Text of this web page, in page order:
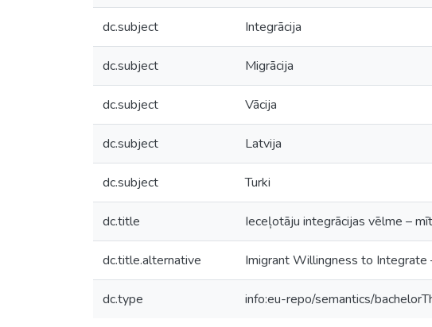
dc.subject Integrācija
dc.subject Migrācija
dc.subject Vācija
dc.subject Latvija
dc.subject Turki
dc.title Ieceļotāju integrācijas vēlme –
dc.title.alternative Imigrant Willingness to Integrate
dc.type info:eu-repo/semantics/